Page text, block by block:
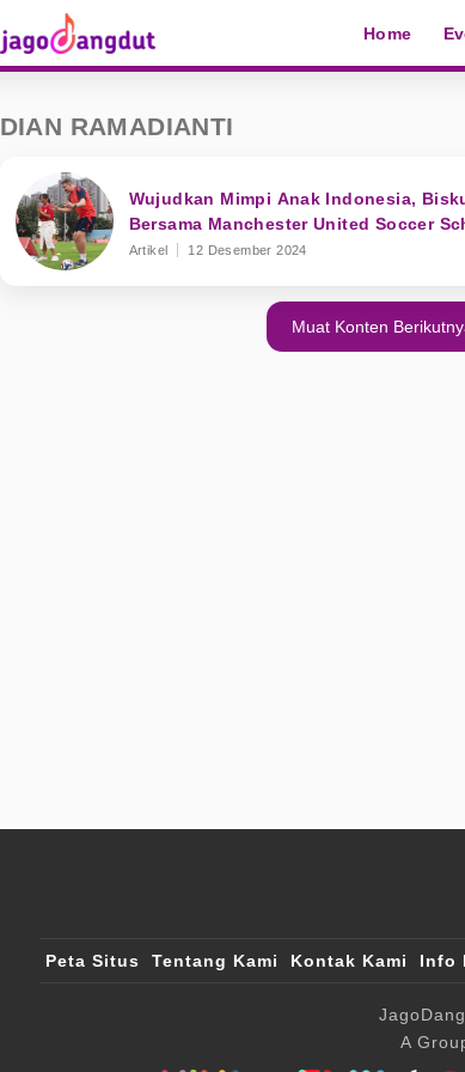
Home
DIAN RAMADIANTI
Wujudkan Mimpi Anak Indonesia,
Bersama Manchester United Soccer
Artikel 12 Desember 2024
Muat Konten
Peta Situs Tentang Kami Kontak Kami Info
A